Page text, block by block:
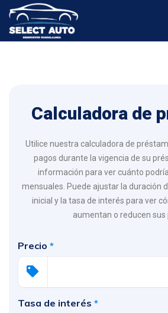
Calculadora de
Utilice nuestra calculadora de
pagos durante la vigencia de su
información para ver cuánto
mensuales. Puede ajustar la duración
inicial y la tasa de interés para ver
aumentan o reducen sus
Precio *
Tasa de interés *